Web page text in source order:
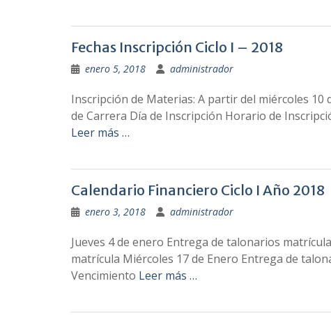
Fechas Inscripción Ciclo I – 2018
enero 5, 2018 administrador
Inscripción de Materias: A partir del miércoles
de Carrera Día de Inscripción Horario de
Leer más …
Calendario Financiero Ciclo I Año 2018
enero 3, 2018 administrador
Jueves 4 de enero Entrega de talonarios
matrícula Miércoles 17 de Enero Entrega de
Vencimiento Leer más …